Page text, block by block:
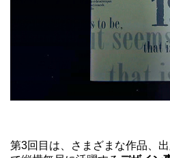
第3回目は、さまざまな作品、